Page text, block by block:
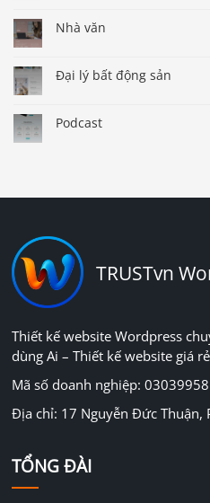
Nhà văn
Đại lý bất động sản
Podcast
TRUSTvn
Thiết kế website Wordpress
dùng Ai – Thiết kế website giá
Mã số doanh nghiệp:
Địa chỉ: 17 Nguyễn Đức Thuận,
TỔNG ĐÀI